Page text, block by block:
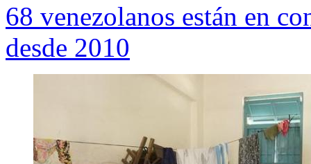
68 venezolanos están en
desde 2010